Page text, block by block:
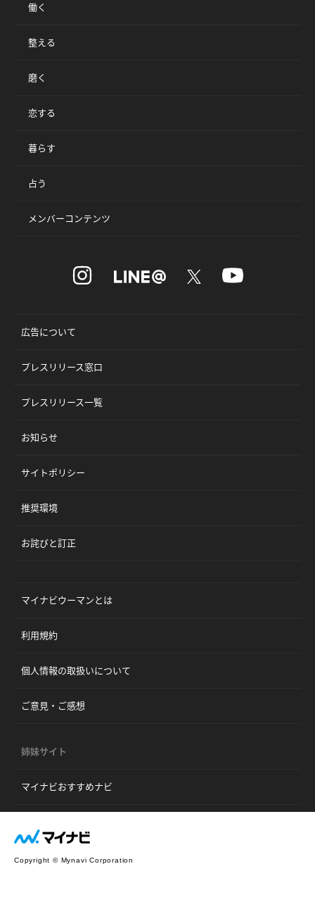
働く
整える
磨く
恋する
暮らす
占う
メンバーコンテンツ
広告について
プレスリリース窓口
プレスリリース一覧
お知らせ
サイトポリシー
推奨環境
お詫びと訂正
マイナビウーマンとは
利用規約
個人情報の取扱いについて
ご意見・ご感想
姉妹サイト
マイナビおすすめナビ
Copyright © Mynavi Corporation